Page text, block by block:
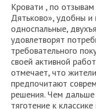
Кровати , по
Дятьково», удобны и
односпальные,
удовлетворят
требовательного
своей активной
отмечает, что
предпочитают
решения. Чем
тяготение к